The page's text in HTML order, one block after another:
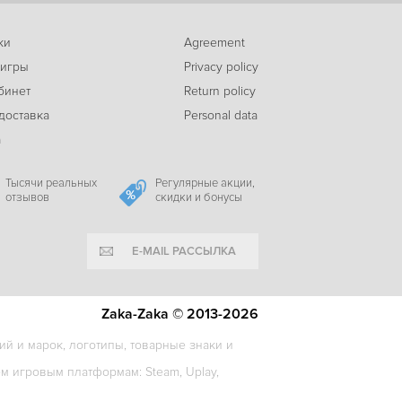
-82%
The Coma 2: Vicious Sisters
96c
189
-78%
Down to Hell
Agreement
Privacy policy
Return policy
Personal data
Тысячи реальных
отзывов
Регулярные акции,
скидки и бонусы
E-MAIL РАССЫЛКА
и марок, логотипы, товарные знаки и
игровым платформам: Steam, Uplay,
Zaka-Zaka © 2013-2026